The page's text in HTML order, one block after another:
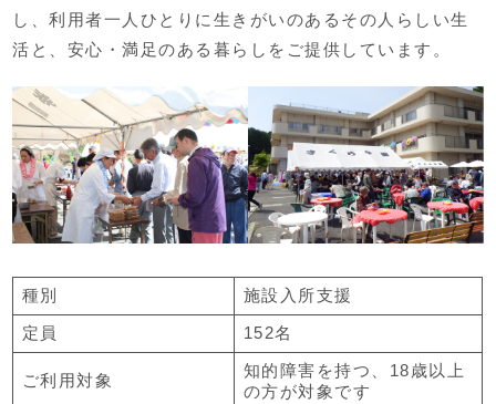
し、利用者一人ひとりに生きがいのあるその人らしい生
活と、安心・満足のある暮らしをご提供しています。
種別
施設入所支援
定員
152名
ご利用対象
知的障害を持つ、18歳以上
の方が対象です